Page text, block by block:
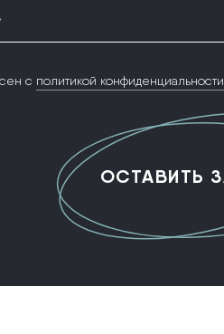
с политикой конфиденциальности